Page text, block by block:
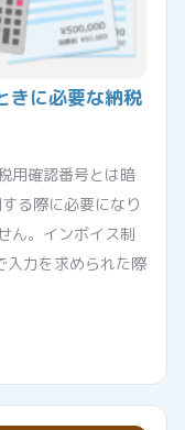
きに必要な納税
用確認番号とは暗
る際に必要になり
ん。インボイス制
入力を求められた際